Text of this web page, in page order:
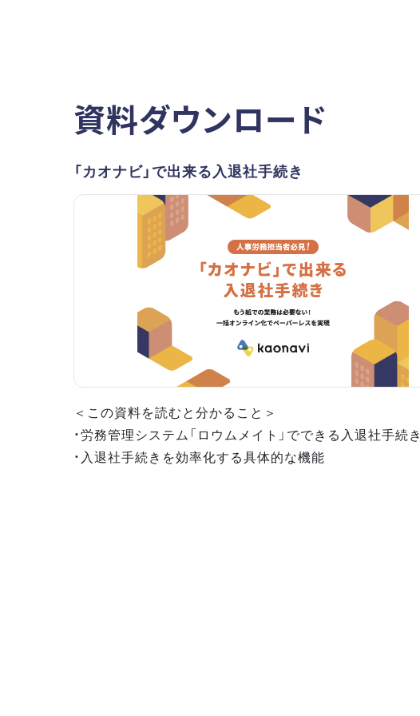
資料ダウンロード
「カオナビ」で出来る入退社手続き
＜この資料を読むと分かること＞
・労務管理システム「ロウムメイト」でできる入退社手続き
・入退社手続きを効率化する具体的な機能